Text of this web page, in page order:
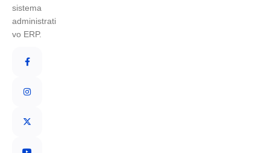
sistema
administrati
vo ERP.